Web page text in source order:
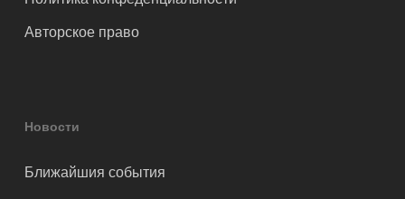
Авторское право
Новости
Ближайшия события